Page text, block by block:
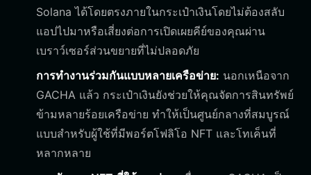
Solana ได้โดยตรงภายในกระเป๋าเงินโดยไม่ต้องสลับ
แอปไปมาหรือเสี่ยงต่อการเปิดเผยคีย์ของคุณผ่าน
เบราว์เซอร์ส่วนขยายที่ไม่ปลอดภัย
การทำงานร่วมกันแบบหลายเครือข่าย: นอกเหนือจาก
GACHA แล้ว กระเป๋าเงินยังช่วยให้คุณจัดการสินทรัพย์
ข้ามหลายร้อยเครือข่าย ทำให้เป็นศูนย์กลางที่สมบูรณ์
แบบสำหรับผู้ใช้ที่มีพอร์ตโฟลิโอ NFT และโทเค็นที่
หลากหลาย